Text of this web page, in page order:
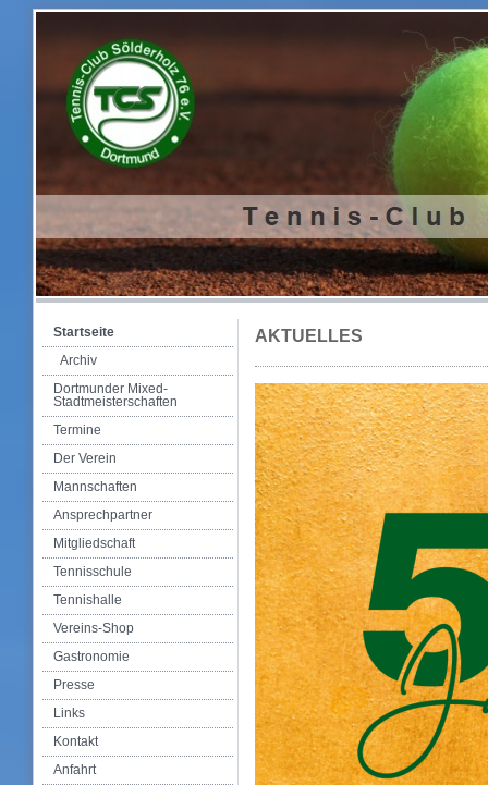
Startseite
Archiv
Dortmunder Mixed-
Stadtmeisterschaften
Termine
Der Verein
Mannschaften
Ansprechpartner
Mitgliedschaft
Tennisschule
Tennishalle
Vereins-Shop
Gastronomie
Presse
Links
Kontakt
Anfahrt
AKTUELLES